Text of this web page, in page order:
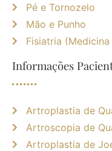
Pé e Tornozelo
Mão e Punho
Fisiatria
Informações
Artroplastia de
Artroscopia de
Artroplastia de